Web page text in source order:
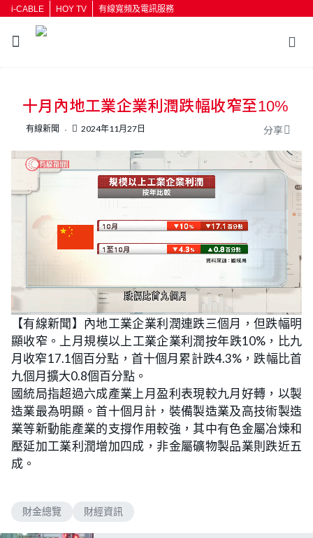
i-CABLE HOY TV 有線寬頻及電訊服務
按輸入鍵開始搜尋
十月內地工業企業利潤跌幅收窄至10%
有線新聞 2024年11月27日 分享
n
m
e
o
a
d
e
d
:
7
1
.
7
4
%
【有線新聞】內地工業企業利潤連跌三個月，但跌幅明
顯收窄。上月規模以上工業企業利潤按年跌10%，比九
月收窄17.1個百分點，首十個月累計跌4.3%，跌幅比首
九個月擴大0.8個百分點。
國統局指超過六成產業上月盈利表現較九月好轉，以製
造業最為明顯。首十個月計，裝備製造業及高技術製造
業等新動能產業的支撐作用較強，其中有色金屬冶煉和
壓延加工業利潤增加四成，非金屬礦物製品業則跌近五
成。
財金總覽 財經資訊